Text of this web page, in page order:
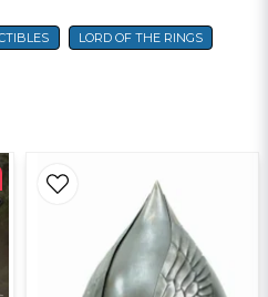
fråga
LORD OF THE RINGS